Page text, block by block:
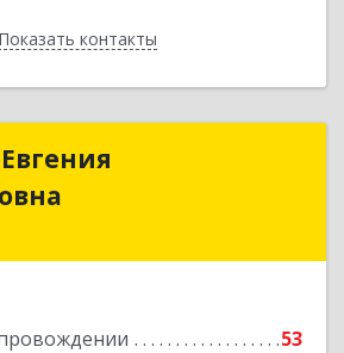
Показать контакты
Назад
53
ИП Исаева Евгения